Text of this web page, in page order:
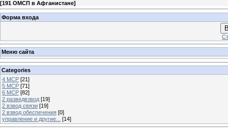
[191 ОМСП в Афганистане]
Форма входа
Меню сайта
Categories
4 МСР [21]
5 МСР [71]
6 МСР [82]
2 разведвзвод [19]
2 взвод связи [19]
2 взвод обеспечения [0]
управление и другие...
[14]